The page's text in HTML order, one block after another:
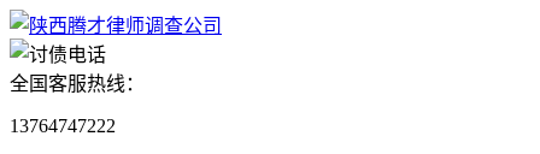
全国客服热线：
13764747222